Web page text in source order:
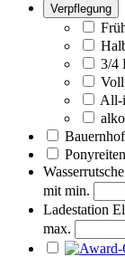
Verpflegung
3/4
All-
Bauernhof
Ponyreiten
Wasserrutsche
mit min.
Ladestation
max.